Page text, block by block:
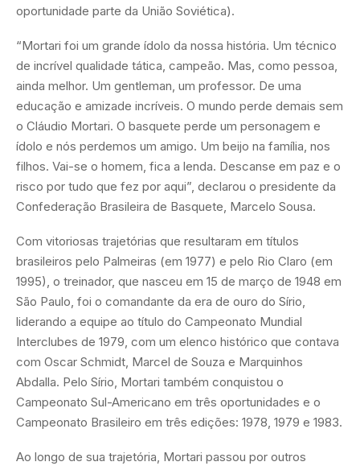
oportunidade parte da União Soviética).
“Mortari foi um grande ídolo da nossa história. Um técnico
de incrível qualidade tática, campeão. Mas, como pessoa,
ainda melhor. Um gentleman, um professor. De uma
educação e amizade incríveis. O mundo perde demais sem
o Cláudio Mortari. O basquete perde um personagem e
ídolo e nós perdemos um amigo. Um beijo na família, nos
filhos. Vai-se o homem, fica a lenda. Descanse em paz e o
risco por tudo que fez por aqui”, declarou o presidente da
Confederação Brasileira de Basquete, Marcelo Sousa.
Com vitoriosas trajetórias que resultaram em títulos
brasileiros pelo Palmeiras (em 1977) e pelo Rio Claro (em
1995), o treinador, que nasceu em 15 de março de 1948 em
São Paulo, foi o comandante da era de ouro do Sírio,
liderando a equipe ao título do Campeonato Mundial
Interclubes de 1979, com um elenco histórico que contava
com Oscar Schmidt, Marcel de Souza e Marquinhos
Abdalla. Pelo Sírio, Mortari também conquistou o
Campeonato Sul-Americano em três oportunidades e o
Campeonato Brasileiro em três edições: 1978, 1979 e 1983.
Ao longo de sua trajetória, Mortari passou por outros